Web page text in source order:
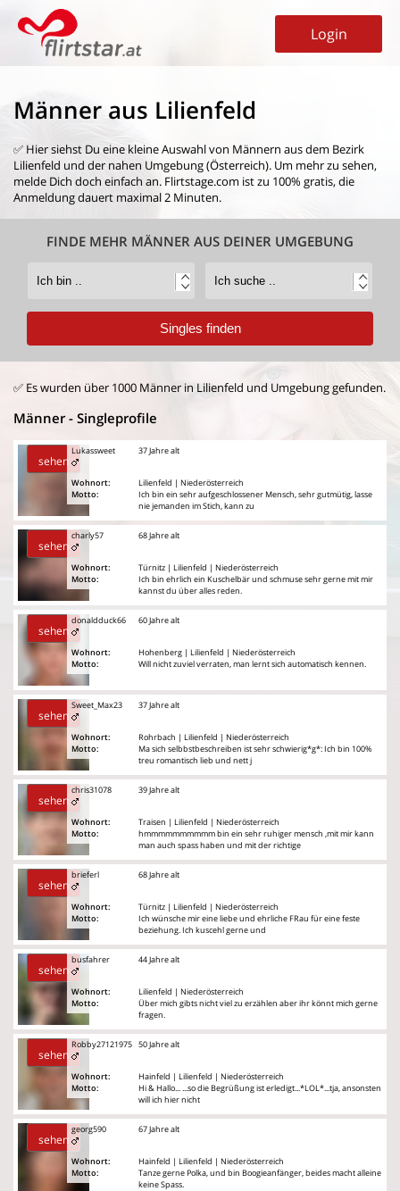
Login
Männer aus Lilienfeld
✅ Hier siehst Du eine kleine Auswahl von Männern aus dem Bezirk
Lilienfeld und der nahen Umgebung (Österreich). Um mehr zu sehen,
melde Dich doch einfach an. Flirtstage.com ist zu 100% gratis, die
Anmeldung dauert maximal 2 Minuten.
FINDE MEHR MÄNNER AUS DEINER UMGEBUNG
✅ Es wurden über 1000 Männer in Lilienfeld und Umgebung gefunden.
Männer - Singleprofile
sehen
Lukassweet
Wohnort:
Motto:
37 Jahre alt
Lilienfeld | Niederösterreich
Ich bin ein sehr aufgeschlossener Mensch, sehr gutmütig, lasse
nie jemanden im Stich, kann zu
sehen
charly57
Wohnort:
Motto:
68 Jahre alt
Türnitz | Lilienfeld | Niederösterreich
Ich bin ehrlich ein Kuschelbär und schmuse sehr gerne mit mir
kannst du über alles reden.
sehen
donaldduck66
Wohnort:
Motto:
60 Jahre alt
Hohenberg | Lilienfeld | Niederösterreich
Will nicht zuviel verraten, man lernt sich automatisch kennen.
sehen
Sweet_Max23
Wohnort:
Motto:
37 Jahre alt
Rohrbach | Lilienfeld | Niederösterreich
Ma sich selbbstbeschreiben ist sehr schwierig*g*: Ich bin 100%
treu romantisch lieb und nett j
sehen
chris31078
Wohnort:
Motto:
39 Jahre alt
Traisen | Lilienfeld | Niederösterreich
hmmmmmmmmmm bin ein sehr ruhiger mensch ,mit mir kann
man auch spass haben und mit der richtige
sehen
brieferl
Wohnort:
Motto:
68 Jahre alt
Türnitz | Lilienfeld | Niederösterreich
Ich wünsche mir eine liebe und ehrliche FRau für eine feste
beziehung. Ich kuscehl gerne und
sehen
busfahrer
Wohnort:
Motto:
44 Jahre alt
Lilienfeld | Niederösterreich
Über mich gibts nicht viel zu erzählen aber ihr könnt mich gerne
fragen.
sehen
Robby27121975
Wohnort:
Motto:
50 Jahre alt
Hainfeld | Lilienfeld | Niederösterreich
Hi & Hallo... ...so die Begrüßung ist erledigt...*LOL*...tja, ansonsten
will ich hier nicht
sehen
georg590
Wohnort:
Motto:
67 Jahre alt
Hainfeld | Lilienfeld | Niederösterreich
Tanze gerne Polka, und bin Boogieanfänger, beides macht alleine
keine Spass.